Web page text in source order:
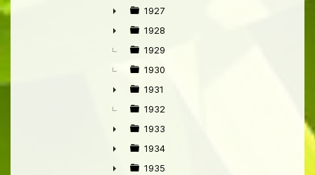
►
►
1927
►
1928
1929
1930
►
1931
1932
►
1933
►
1934
1935